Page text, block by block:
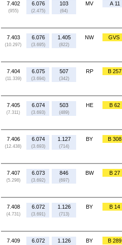
7.402
(955)
6.076
(2.475)
103
(64)
MV A 11
7.403
(10.297)
6.076
(3.695)
1.405
(822)
NW GVS
7.404
(11.339)
6.075
(3.694)
507
(342)
RP B 257
7.405
(7.311)
6.074
(3.693)
503
(489)
HE B 62
7.406
(12.438)
6.074
(3.693)
1.127
(714)
BY B 308
7.407
(5.298)
6.073
(3.692)
846
(697)
BW B 27
7.408
(4.731)
6.072
(3.691)
1.126
(713)
BY B 14
7.409 6.072 1.126 BY B 289